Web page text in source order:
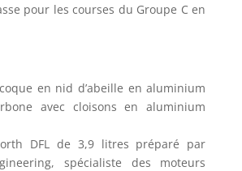
pour les courses du Groupe C en
en nid d’abeille en aluminium
avec cloisons en aluminium
DFL de 3,9 litres préparé par
spécialiste des moteurs